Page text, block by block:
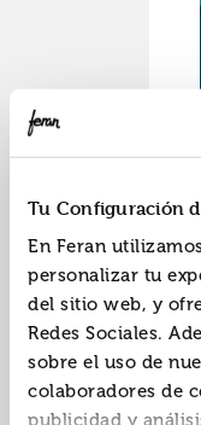
Tu Configuración
En Feran
personalizar tu
del sitio web, y
Redes Sociales.
sobre el uso de
colaboradores de
publicidad y